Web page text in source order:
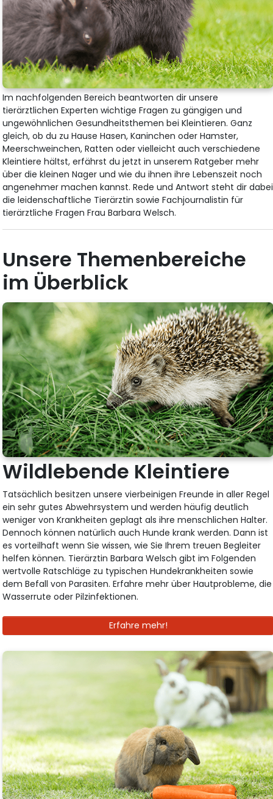
Im nachfolgenden Bereich beantworten dir unsere
tierärztlichen Experten wichtige Fragen zu gängigen und
ungewöhnlichen Gesundheitsthemen bei Kleintieren. Ganz
gleich, ob du zu Hause Hasen, Kaninchen oder Hamster,
Meerschweinchen, Ratten oder vielleicht auch verschiedene
Kleintiere hältst, erfährst du jetzt in unserem Ratgeber mehr
über die kleinen Nager und wie du ihnen ihre Lebenszeit noch
angenehmer machen kannst. Rede und Antwort steht dir dabei
die leidenschaftliche Tierärztin sowie Fachjournalistin für
tierärztliche Fragen Frau Barbara Welsch.
Unsere Themenbereiche
im Überblick
Wildlebende Kleintiere
Tatsächlich besitzen unsere vierbeinigen Freunde in aller Regel
ein sehr gutes Abwehrsystem und werden häufig deutlich
weniger von Krankheiten geplagt als ihre menschlichen Halter.
Dennoch können natürlich auch Hunde krank werden. Dann ist
es vorteilhaft wenn Sie wissen, wie Sie Ihrem treuen Begleiter
helfen können. Tierärztin Barbara Welsch gibt im Folgenden
wertvolle Ratschläge zu typischen Hundekrankheiten sowie
dem Befall von Parasiten. Erfahre mehr über Hautprobleme, die
Wasserrute oder Pilzinfektionen.
Erfahre mehr!